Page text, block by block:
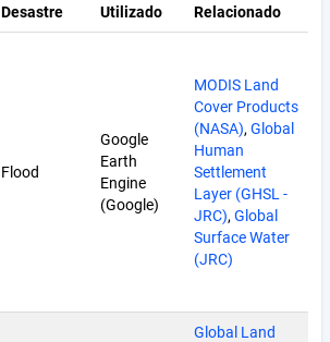
Desastre
Utilizado
Relacionado
Flood
Google
Earth
Engine
(Google)
MODIS Land
Cover Products
(NASA), Global
Human
Settlement
Layer (GHSL -
JRC), Global
Surface Water
(JRC)
Global Land